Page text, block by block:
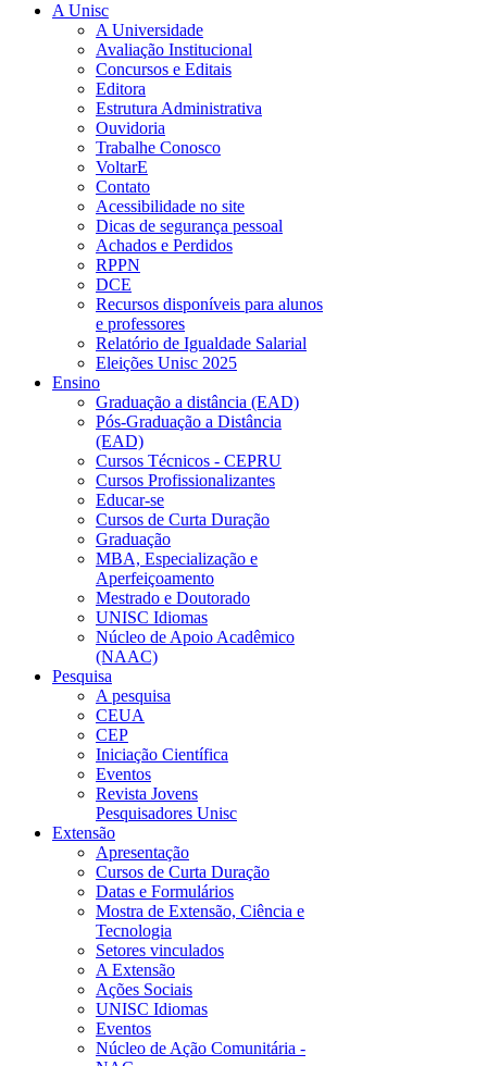
A Unisc
A Universidade
Avaliação Institucional
Concursos e Editais
Editora
Estrutura Administrativa
Ouvidoria
Trabalhe Conosco
VoltarE
Contato
Acessibilidade no site
Dicas de segurança pessoal
Achados e Perdidos
RPPN
DCE
Recursos disponíveis para alunos
e professores
Relatório de Igualdade Salarial
Eleições Unisc 2025
Ensino
Graduação a distância (EAD)
Pós-Graduação a Distância
(EAD)
Cursos Técnicos - CEPRU
Cursos Profissionalizantes
Educar-se
Cursos de Curta Duração
Graduação
MBA, Especialização e
Aperfeiçoamento
Mestrado e Doutorado
UNISC Idiomas
Núcleo de Apoio Acadêmico
(NAAC)
Pesquisa
A pesquisa
CEUA
CEP
Iniciação Científica
Eventos
Revista Jovens
Pesquisadores Unisc
Extensão
Apresentação
Cursos de Curta Duração
Datas e Formulários
Mostra de Extensão, Ciência e
Tecnologia
Setores vinculados
A Extensão
Ações Sociais
UNISC Idiomas
Eventos
Núcleo de Ação Comunitária -